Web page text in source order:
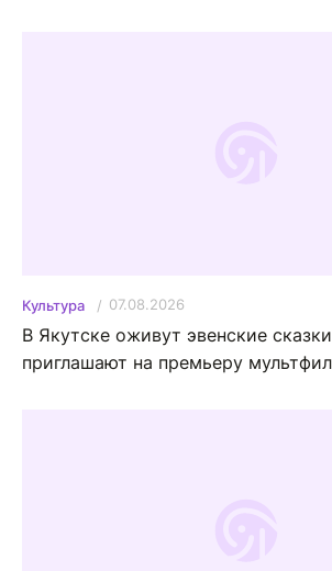
Культура 07.08.2026
В Якутске оживут эвенские
приглашают на премьеру